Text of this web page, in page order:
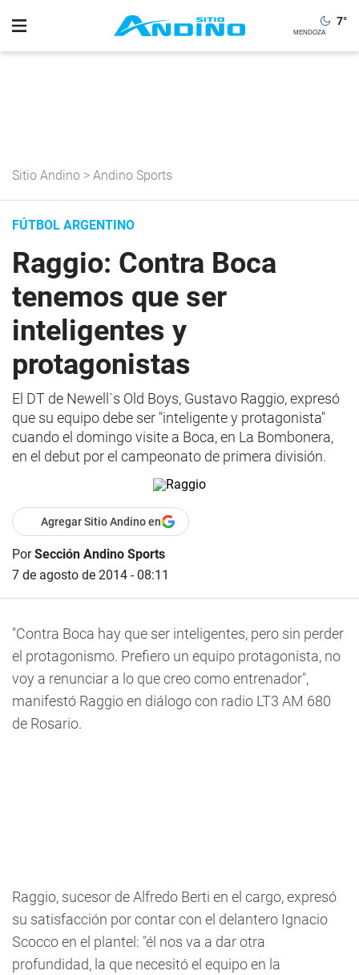
7°
Sitio Andino > Andino Sports
FÚTBOL ARGENTINO
Raggio: Contra Boca
tenemos que ser
inteligentes y
protagonistas
El DT de Newell`s Old Boys, Gustavo Raggio, expresó
que su equipo debe ser "inteligente y protagonista"
cuando el domingo visite a Boca, en La Bombonera,
en el debut por el campeonato de primera división.
Agregar Sitio Andino en
PorSección Andino Sports
7 de agosto de 2014 - 08:11
"Contra Boca hay que ser inteligentes, pero sin perder
el protagonismo. Prefiero un equipo protagonista, no
voy a renunciar a lo que creo como entrenador",
manifestó Raggio en diálogo con radio LT3 AM 680
de Rosario.
Raggio, sucesor de Alfredo Berti en el cargo, expresó
su satisfacción por contar con el delantero Ignacio
Scocco en el plantel: "él nos va a dar otra
profundidad, la que necesitó el equipo en la